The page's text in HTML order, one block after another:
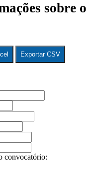
sobre o
Exportar CSV
convocatório: